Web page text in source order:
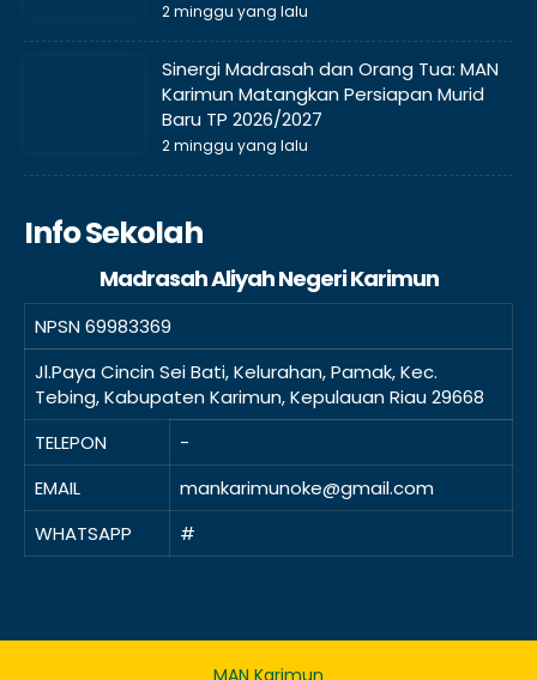
2 minggu yang lalu
Sinergi Madrasah dan Orang Tua: MAN
Karimun Matangkan Persiapan Murid
Baru TP 2026/2027
2 minggu yang lalu
Info Sekolah
Madrasah Aliyah Negeri Karimun
NPSN69983369
Jl.Paya Cincin Sei Bati, Kelurahan, Pamak, Kec.
Tebing, Kabupaten Karimun, Kepulauan Riau 29668
TELEPON
-
EMAIL
mankarimunoke@gmail.com
WHATSAPP
#
MAN Karimun